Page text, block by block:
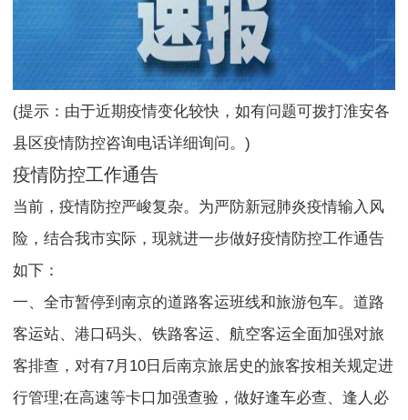
(提示：由于近期疫情变化较快，如有问题可拨打淮安各
县区疫情防控咨询电话详细询问。)
疫情防控工作通告
当前，疫情防控严峻复杂。为严防新冠肺炎疫情输入风
险，结合我市实际，现就进一步做好疫情防控工作通告
如下：
一、全市暂停到南京的道路客运班线和旅游包车。道路
客运站、港口码头、铁路客运、航空客运全面加强对旅
客排查，对有7月10日后南京旅居史的旅客按相关规定进
行管理;在高速等卡口加强查验，做好逢车必查、逢人必